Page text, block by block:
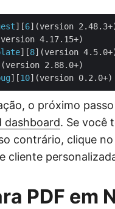
][6](version
4.17.15+)
][8](version
2.88.0+)
][10
o próximo
dashboard. Se você
contrário, clique
cliente
PDF em